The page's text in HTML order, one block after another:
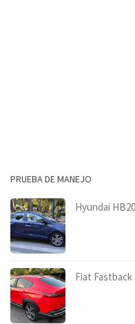
PRUEBA DE MANEJO
Hyundai
Fiat